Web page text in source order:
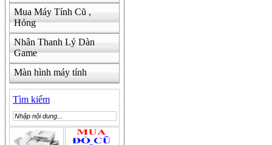
Mua Máy Tính Cũ ,
Hỏng
Nhân Thanh Lý Dàn
Game
Màn hình máy tính
Tìm kiếm